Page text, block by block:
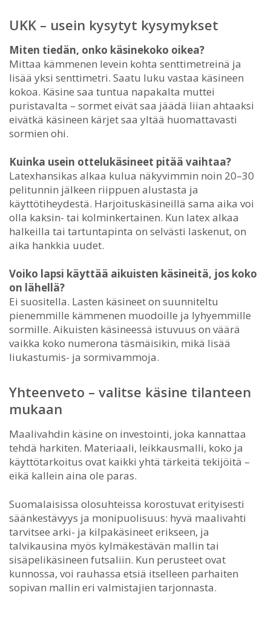
UKK – usein kysytyt kysymykset
Miten tiedän, onko käsinekoko oikea?
Mittaa kämmenen levein kohta senttimetreinä ja
lisää yksi senttimetri. Saatu luku vastaa käsineen
kokoa. Käsine saa tuntua napakalta muttei
puristavalta – sormet eivät saa jäädä liian ahtaaksi
eivätkä käsineen kärjet saa yltää huomattavasti
sormien ohi.
Kuinka usein ottelukäsineet pitää vaihtaa?
Latexhansikas alkaa kulua näkyvimmin noin 20–30
pelitunnin jälkeen riippuen alustasta ja
käyttötiheydestä. Harjoituskäsineillä sama aika voi
olla kaksin- tai kolminkertainen. Kun latex alkaa
halkeilla tai tartuntapinta on selvästi laskenut, on
aika hankkia uudet.
Voiko lapsi käyttää aikuisten käsineitä, jos koko
on lähellä?
Ei suositella. Lasten käsineet on suunniteltu
pienemmille kämmenen muodoille ja lyhyemmille
sormille. Aikuisten käsineessä istuvuus on väärä
vaikka koko numerona täsmäisikin, mikä lisää
liukastumis- ja sormivammoja.
Yhteenveto – valitse käsine tilanteen
mukaan
Maalivahdin käsine on investointi, joka kannattaa
tehdä harkiten. Materiaali, leikkausmalli, koko ja
käyttötarkoitus ovat kaikki yhtä tärkeitä tekijöitä –
eikä kallein aina ole paras.
Suomalaisissa olosuhteissa korostuvat erityisesti
säänkestävyys ja monipuolisuus: hyvä maalivahti
tarvitsee arki- ja kilpakäsineet erikseen, ja
talvikausina myös kylmäkestävän mallin tai
sisäpelikäsineen futsaliin. Kun perusteet ovat
kunnossa, voi rauhassa etsiä itselleen parhaiten
sopivan mallin eri valmistajien tarjonnasta.